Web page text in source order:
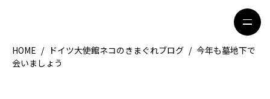
HOME / ドイツ大使館ネコのきまぐれブログ / 今年も墓地下で
会いましょう